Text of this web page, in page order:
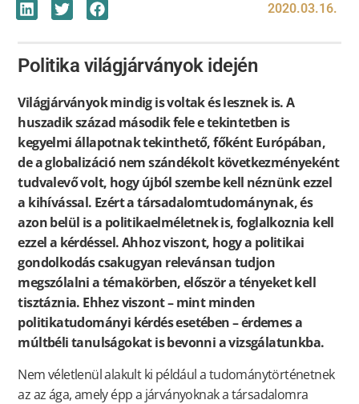
2020.03.16.
Politika világjárványok idején
Világjárványok mindig is voltak és lesznek is. A
huszadik század második fele e tekintetben is
kegyelmi állapotnak tekinthető, főként Európában,
de a globalizáció nem szándékolt következményeként
tudvalevő volt, hogy újból szembe kell néznünk ezzel
a kihívással. Ezért a társadalomtudománynak, és
azon belül is a politikaelméletnek is, foglalkoznia kell
ezzel a kérdéssel. Ahhoz viszont, hogy a politikai
gondolkodás csakugyan relevánsan tudjon
megszólalni a témakörben, először a tényeket kell
tisztáznia. Ehhez viszont – mint minden
politikatudományi kérdés esetében – érdemes a
múltbéli tanulságokat is bevonni a vizsgálatunkba.
Nem véletlenül alakult ki például a tudománytörténetnek
az az ága, amely épp a járványoknak a társadalomra